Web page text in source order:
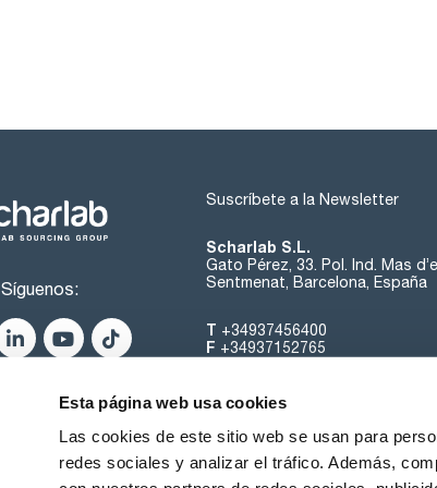
Esta página web usa cookies
Las cookies de este sitio web se usan para
redes sociales y analizar el tráfico. Además,
Síguenos:
Suscríbete a la Newsletter
Scharlab S.L.
Gato Pérez, 33. Pol. Ind. Mas
Sentmenat, Barcelona, España
T +34937456400
F +34937152765